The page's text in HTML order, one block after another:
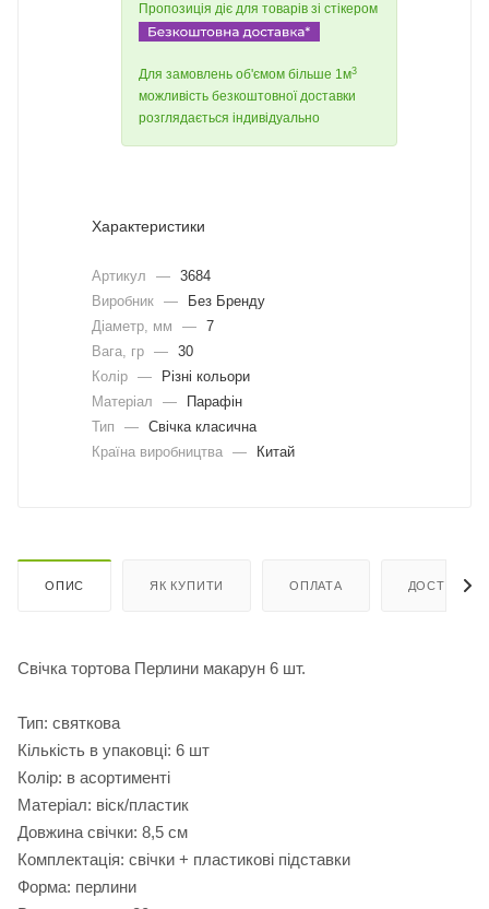
Пропозиція діє для товарів зі стікером
Для замовлень об'ємом більше 1м3
можливість безкоштовної доставки
розглядається індивідуально
Характеристики
Артикул — 3684
Виробник —
Без Бренду
Діаметр, мм
— 7
Вага, гр — 30
Колір —
Різні кольори
Матеріал
—
Парафін
Тип
— Свічка класична
Країна виробництва — Китай
ОПИС ЯК КУПИТИ ОПЛАТА ДОСТАВКА
Свічка тортова Перлини макарун 6 шт.
Тип: святкова
Кількість в упаковці: 6 шт
Колір: в асортименті
Матеріал: віск/пластик
Довжина свічки: 8,5 см
Комплектація: свічки + пластикові підставки
Форма: перлини